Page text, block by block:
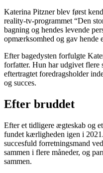
Katerina Pitzner blev først
reality-tv-programmet “Den
bagning og hendes levende
opmærksomhed og gav hende
Efter bagedysten forfulgte
forfatter. Hun har udgivet flere
eftertragtet foredragsholder
og succes.
Efter bruddet
Efter et tidligere ægteskab og
fundet kærligheden igen i
succesfuld forretningsmand
sammen i flere måneder, og
sammen.